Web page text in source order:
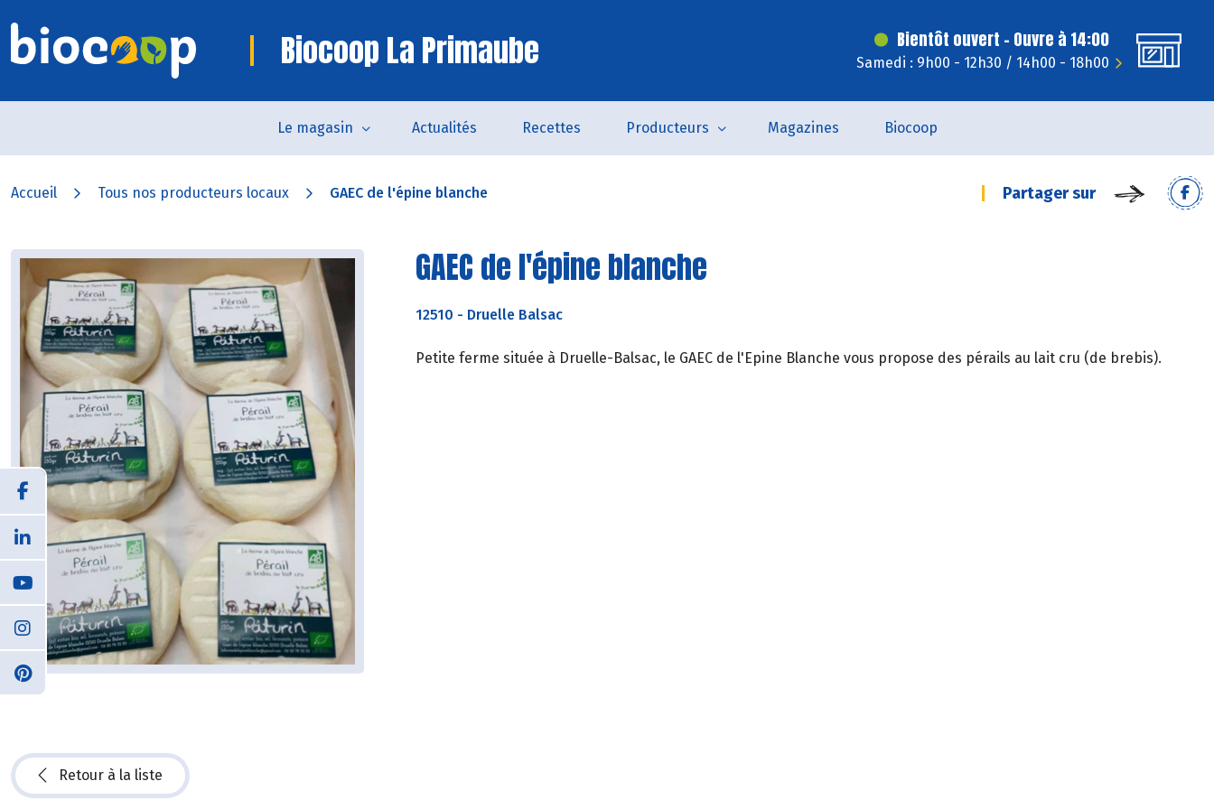
Biocoop La Primaube Bientôt ouvert - Ouvre à 14:00
Samedi : 9h00 - 12h30 / 14h00 - 18h00
Le magasin Actualités Recettes Producteurs Magazines Biocoop
Accueil Tous nos producteurs locaux GAEC de l'épine blanche Partager sur
GAEC de l'épine blanche
12510 - Druelle Balsac
Petite ferme située à Druelle-Balsac, le GAEC de l'Epine Blanche vous propose des pérails au lait cru (de brebis).
Retour à la liste